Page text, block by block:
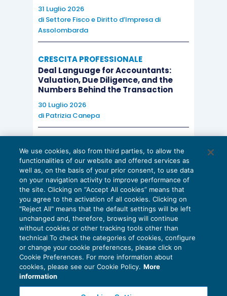
31 Luglio 2026
di Settore Fisco e Diritto d’Impresa di
Assolombarda
CRESCITA PROFESSIONALE
Deal Language for Accountants:
Valuation, Due Diligence, and the
Numbers Behind the Transaction
30 Luglio 2026
di Patrizia Canepa
EU AI Act e studi professionali: le
scadenze concrete
27 Luglio 2026
di Diego BarberieStefano Dovier
Privacy Policy
Cookie Policy
We use cookies, also from third parties, to allow the
functionalities of our website and offered services as
well as, on the basis of your prior consent, to use data
on your navigation activity to improve performance of
the site. Clicking on “Accept All cookies” means that
you agree to the activation of all cookies. Clicking on
"Reject All" means that the default settings will be left
unchanged and, therefore, browsing will continue
without cookies or other tracking tools other than
technical To check the categories of cookies, configure
or change your cookie preferences, please click on
Cookie Preferences. For more information about
cookies, please see our Cookie Policy. More
information